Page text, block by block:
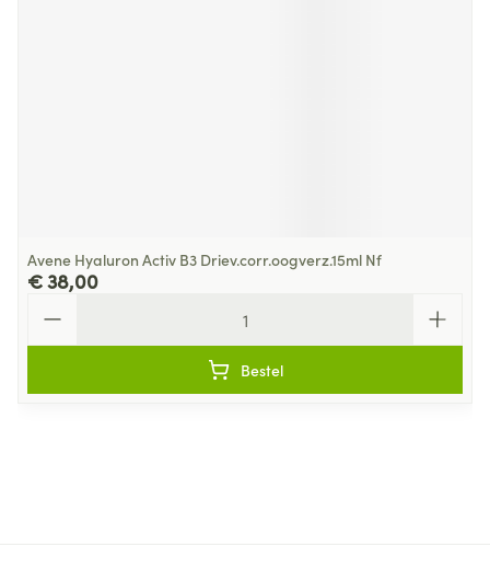
Avene Hyaluron Activ B3 Driev.corr.oogverz.15ml Nf
€ 38,00
Bestel